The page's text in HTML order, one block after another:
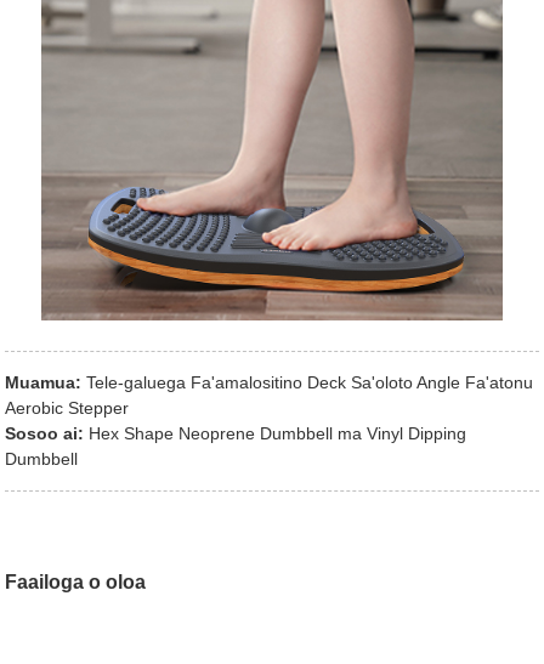
Muamua: Tele-galuega Fa'amalositino Deck Sa'oloto Angle Fa'atonu
Aerobic Stepper
Sosoo ai: Hex Shape Neoprene Dumbbell ma Vinyl Dipping
Dumbbell
Faailoga o oloa